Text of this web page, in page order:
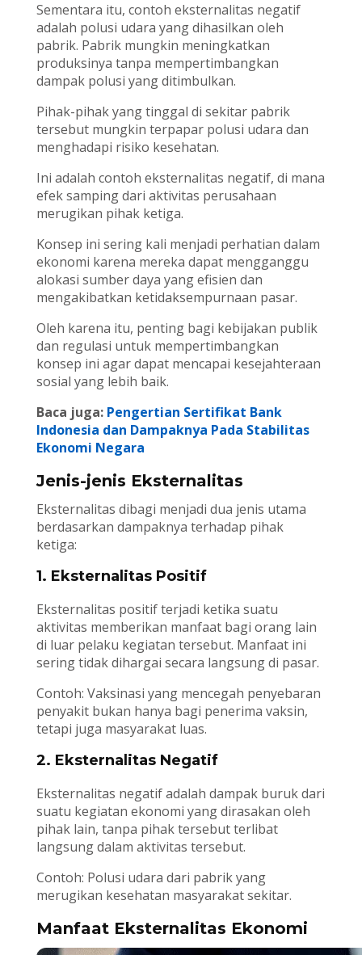
Sementara itu, contoh eksternalitas negatif
adalah polusi udara yang dihasilkan oleh
pabrik. Pabrik mungkin meningkatkan
produksinya tanpa mempertimbangkan
dampak polusi yang ditimbulkan.
Pihak-pihak yang tinggal di sekitar pabrik
tersebut mungkin terpapar polusi udara dan
menghadapi risiko kesehatan.
Ini adalah contoh eksternalitas negatif, di mana
efek samping dari aktivitas perusahaan
merugikan pihak ketiga.
Konsep ini sering kali menjadi perhatian dalam
ekonomi karena mereka dapat mengganggu
alokasi sumber daya yang efisien dan
mengakibatkan ketidaksempurnaan pasar.
Oleh karena itu, penting bagi kebijakan publik
dan regulasi untuk mempertimbangkan
konsep ini agar dapat mencapai kesejahteraan
sosial yang lebih baik.
Baca juga: Pengertian Sertifikat Bank
Indonesia dan Dampaknya Pada Stabilitas
Ekonomi Negara
Jenis-jenis Eksternalitas
Eksternalitas dibagi menjadi dua jenis utama
berdasarkan dampaknya terhadap pihak
ketiga:
1. Eksternalitas Positif
Eksternalitas positif terjadi ketika suatu
aktivitas memberikan manfaat bagi orang lain
di luar pelaku kegiatan tersebut. Manfaat ini
sering tidak dihargai secara langsung di pasar.
Contoh: Vaksinasi yang mencegah penyebaran
penyakit bukan hanya bagi penerima vaksin,
tetapi juga masyarakat luas.
2. Eksternalitas Negatif
Eksternalitas negatif adalah dampak buruk dari
suatu kegiatan ekonomi yang dirasakan oleh
pihak lain, tanpa pihak tersebut terlibat
langsung dalam aktivitas tersebut.
Contoh: Polusi udara dari pabrik yang
merugikan kesehatan masyarakat sekitar.
Manfaat Eksternalitas Ekonomi